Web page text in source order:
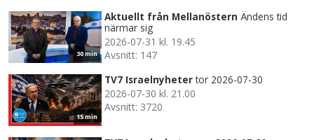
30 min
Aktuellt från Mellanöstern Ändens tid
närmar sig
2026-07-31 kl. 19.45
Avsnitt: 147
15 min
TV7 Israelnyheter tor 2026-07-30
2026-07-30 kl. 21.00
Avsnitt: 3720